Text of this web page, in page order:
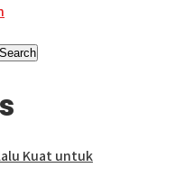
Search
Kuat untuk